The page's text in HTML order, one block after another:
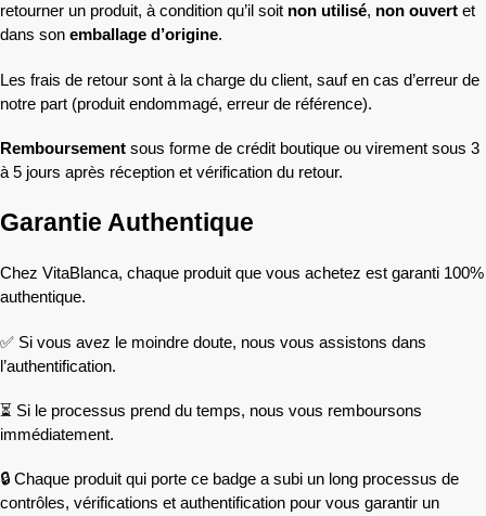
retourner un produit, à condition qu’il soit non utilisé, non ouvert et
dans son emballage d’origine.
Les frais de retour sont à la charge du client, sauf en cas d’erreur de
notre part (produit endommagé, erreur de référence).
Remboursement sous forme de crédit boutique ou virement sous 3
à 5 jours après réception et vérification du retour.
Garantie Authentique
Chez VitaBlanca, chaque produit que vous achetez est garanti 100%
authentique.
✅ Si vous avez le moindre doute, nous vous assistons dans
l’authentification.
⏳ Si le processus prend du temps, nous vous remboursons
immédiatement.
🔒 Chaque produit qui porte ce badge a subi un long processus de
contrôles, vérifications et authentification pour vous garantir un